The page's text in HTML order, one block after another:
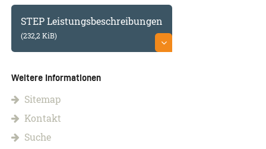
STEP Leistungsbeschreibungen
(232,2 KiB)
Weitere Informationen
Sitemap
Kontakt
Suche